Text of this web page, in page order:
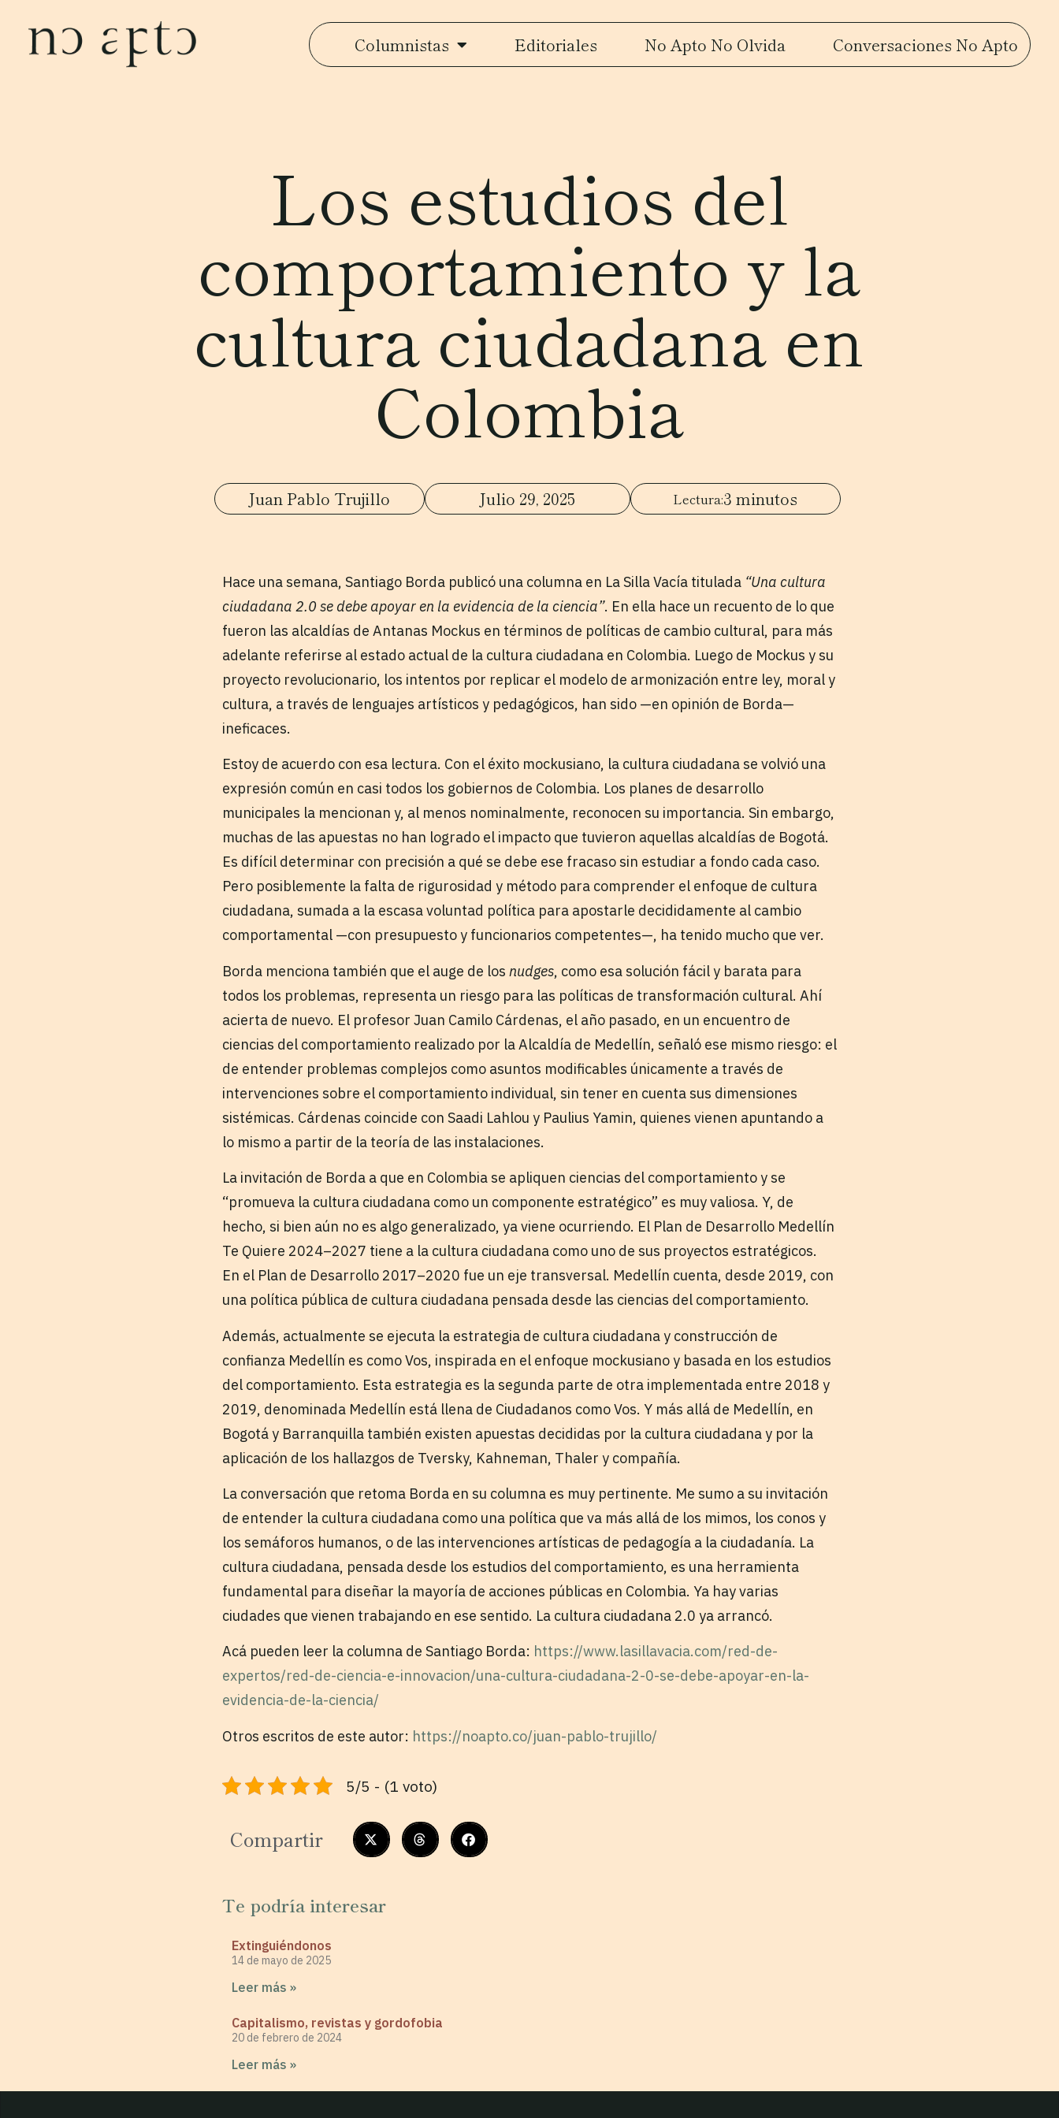
Columnistas Editoriales No Apto No Olvida Conversaciones No Apto
Los estudios del
comportamiento y la
cultura ciudadana en
Colombia
Juan Pablo Trujillo Julio 29, 2025 3 minutos
Hace una semana, Santiago Borda publicó una columna en La Silla Vacía titulada “Una cultura
ciudadana 2.0 se debe apoyar en la evidencia de la ciencia”. En ella hace un recuento de lo que
fueron las alcaldías de Antanas Mockus en términos de políticas de cambio cultural, para más
adelante referirse al estado actual de la cultura ciudadana en Colombia. Luego de Mockus y su
proyecto revolucionario, los intentos por replicar el modelo de armonización entre ley, moral y
cultura, a través de lenguajes artísticos y pedagógicos, han sido —en opinión de Borda—
ineficaces.
Estoy de acuerdo con esa lectura. Con el éxito mockusiano, la cultura ciudadana se volvió una
expresión común en casi todos los gobiernos de Colombia. Los planes de desarrollo
municipales la mencionan y, al menos nominalmente, reconocen su importancia. Sin embargo,
muchas de las apuestas no han logrado el impacto que tuvieron aquellas alcaldías de Bogotá.
Es difícil determinar con precisión a qué se debe ese fracaso sin estudiar a fondo cada caso.
Pero posiblemente la falta de rigurosidad y método para comprender el enfoque de cultura
ciudadana, sumada a la escasa voluntad política para apostarle decididamente al cambio
comportamental —con presupuesto y funcionarios competentes—, ha tenido mucho que ver.
Borda menciona también que el auge de los nudges, como esa solución fácil y barata para
todos los problemas, representa un riesgo para las políticas de transformación cultural. Ahí
acierta de nuevo. El profesor Juan Camilo Cárdenas, el año pasado, en un encuentro de
ciencias del comportamiento realizado por la Alcaldía de Medellín, señaló ese mismo riesgo: el
de entender problemas complejos como asuntos modificables únicamente a través de
intervenciones sobre el comportamiento individual, sin tener en cuenta sus dimensiones
sistémicas. Cárdenas coincide con Saadi Lahlou y Paulius Yamin, quienes vienen apuntando a
lo mismo a partir de la teoría de las instalaciones.
La invitación de Borda a que en Colombia se apliquen ciencias del comportamiento y se
“promueva la cultura ciudadana como un componente estratégico” es muy valiosa. Y, de
hecho, si bien aún no es algo generalizado, ya viene ocurriendo. El Plan de Desarrollo Medellín
Te Quiere 2024–2027 tiene a la cultura ciudadana como uno de sus proyectos estratégicos.
En el Plan de Desarrollo 2017–2020 fue un eje transversal. Medellín cuenta, desde 2019, con
una política pública de cultura ciudadana pensada desde las ciencias del comportamiento.
Además, actualmente se ejecuta la estrategia de cultura ciudadana y construcción de
confianza Medellín es como Vos, inspirada en el enfoque mockusiano y basada en los estudios
del comportamiento. Esta estrategia es la segunda parte de otra implementada entre 2018 y
2019, denominada Medellín está llena de Ciudadanos como Vos. Y más allá de Medellín, en
Bogotá y Barranquilla también existen apuestas decididas por la cultura ciudadana y por la
aplicación de los hallazgos de Tversky, Kahneman, Thaler y compañía.
La conversación que retoma Borda en su columna es muy pertinente. Me sumo a su invitación
de entender la cultura ciudadana como una política que va más allá de los mimos, los conos y
los semáforos humanos, o de las intervenciones artísticas de pedagogía a la ciudadanía. La
cultura ciudadana, pensada desde los estudios del comportamiento, es una herramienta
fundamental para diseñar la mayoría de acciones públicas en Colombia. Ya hay varias
ciudades que vienen trabajando en ese sentido. La cultura ciudadana 2.0 ya arrancó.
Acá pueden leer la columna de Santiago Borda: https://www.lasillavacia.com/red-de-
expertos/red-de-ciencia-e-innovacion/una-cultura-ciudadana-2-0-se-debe-apoyar-en-la-
evidencia-de-la-ciencia/
Otros escritos de este autor: https://noapto.co/juan-pablo-trujillo/
5/5 - (1 voto)
Compartir
Te podría interesar
Extinguiéndonos
14 de mayo de 2025
Leer más »
Capitalismo, revistas y gordofobia
20 de febrero de 2024
Leer más »